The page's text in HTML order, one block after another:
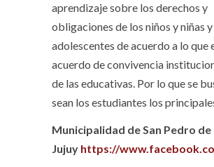
aprendizaje sobre los derechos y
obligaciones de los niños y niñas y
adolescentes de acuerdo a lo que
acuerdo de convivencia
de las educativas. Por lo que se
sean los estudiantes los
Municipalidad de San Pedro de
Jujuy https://